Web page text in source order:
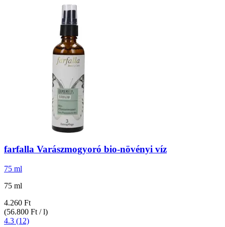
farfalla Varászmogyoró bio-​növényi víz
75 ml
75 ml
4.260 Ft
(56.800 Ft / l)
4.3 (12)